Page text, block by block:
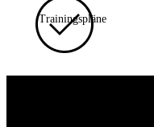
Trainingspläne